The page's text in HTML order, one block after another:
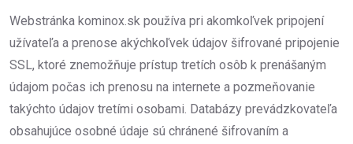
Webstránka kominox.sk používa pri akomkoľvek pripojení
užívateľa a prenose akýchkoľvek údajov šifrované pripojenie
SSL, ktoré znemožňuje prístup tretích osôb k prenášaným
údajom počas ich prenosu na internete a pozmeňovanie
takýchto údajov tretími osobami. Databázy prevádzkovateľa
obsahujúce osobné údaje sú chránené šifrovaním a